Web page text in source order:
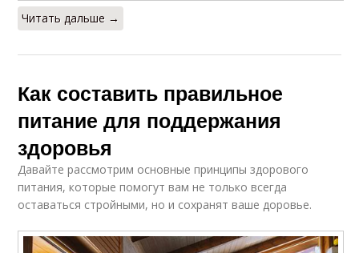
Читать дальше →
Как составить правильное
питание для поддержания
здоровья
Давайте рассмотрим основные принципы здорового
питания, которые помогут вам не только всегда
оставаться стройными, но и сохранят ваше доровье.